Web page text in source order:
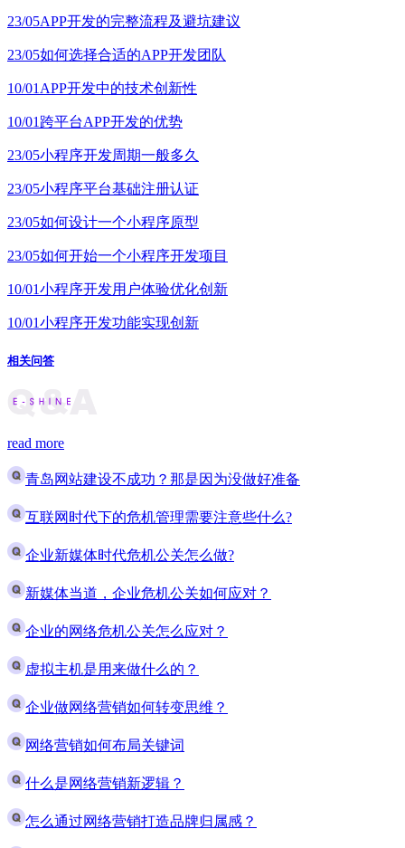
23/05APP开发的完整流程及避坑建议
23/05如何选择合适的APP开发团队
10/01 APP开发中的技术创新性
10/01 跨平台APP开发的优势
23/05小程序开发周期一般多久
23/05小程序平台基础注册认证
23/05如何设计一个小程序原型
23/05如何开始一个小程序开发项目
10/01小程序开发用户体验优化创新
10/01小程序开发功能实现创新
相关问答
read more
青岛网站建设不成功？那是因为没做好准备
互联网时代下的危机管理需要注意些什么?
企业新媒体时代危机公关怎么做?
新媒体当道，企业危机公关如何应对？
企业的网络危机公关怎么应对？
虚拟主机是用来做什么的？
企业做网络营销如何转变思维？
网络营销如何布局关键词
什么是网络营销新逻辑？
怎么通过网络营销打造品牌归属感？